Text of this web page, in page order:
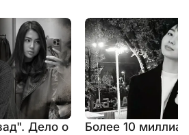
Дело о
Более 10